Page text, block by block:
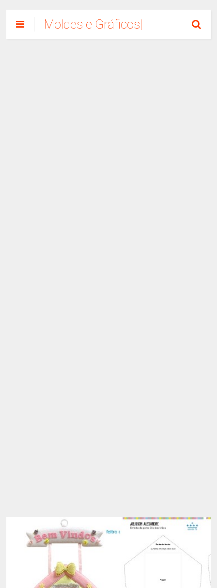
Moldes e Gráficos|
Como Fazer